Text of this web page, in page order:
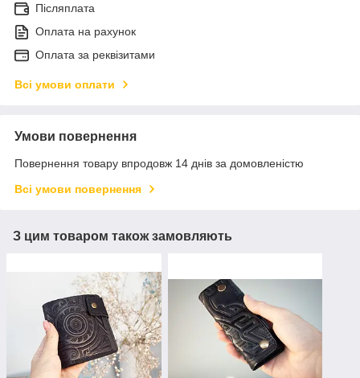
Післяплата
Оплата на рахунок
Оплата за реквізитами
Всі умови оплати
Умови повернення
Повернення товару впродовж 14 днів за домовленістю
Всі умови повернення
З цим товаром також замовляють